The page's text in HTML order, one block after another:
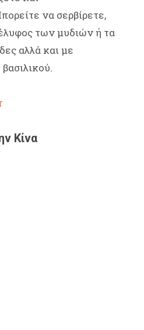
να σερβίρετε,
των μυδιών ή τα
αλλά και με
Κίνα